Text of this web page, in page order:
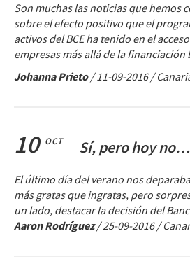
Son muchas las noticias que hemos
sobre el efecto positivo que el
activos del BCE ha tenido en el
empresas más allá de la financiación
Johanna Prieto/11-09-2016/
10 OCT Sí, pero hoy no…
El último día del verano nos
más gratas que ingratas, pero
un lado, destacar la decisión del
Aaron Rodríguez/25-09-2016/